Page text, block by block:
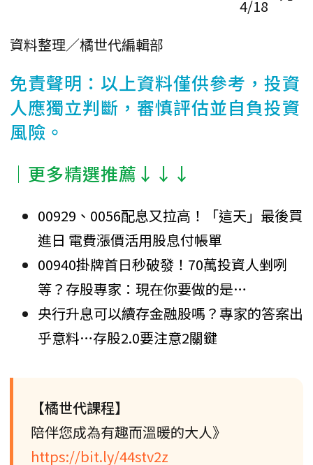
4/18
資料整理／橘世代編輯部
免責聲明：以上資料僅供參考，投資
人應獨立判斷，審慎評估並自負投資
風險。
│更多精選推薦↓↓↓
00929、0056配息又拉高！「這天」最後買
進日 電費漲價活用股息付帳單
00940掛牌首日秒破發！70萬投資人剉咧
等？存股專家：現在你要做的是…
央行升息可以續存金融股嗎？專家的答案出
乎意料…存股2.0要注意2關鍵
【橘世代課程】
陪伴您成為有趣而溫暖的大人》
https://bit.ly/44stv2z